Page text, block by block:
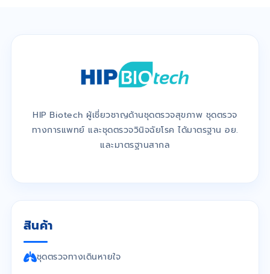
HIP Biotech ผู้เชี่ยวชาญด้านชุดตรวจสุขภาพ ชุดตรวจ
ทางการแพทย์ และชุดตรวจวินิจฉัยโรค ได้มาตรฐาน อย.
และมาตรฐานสากล
สินค้า
ชุดตรวจทางเดินหายใจ